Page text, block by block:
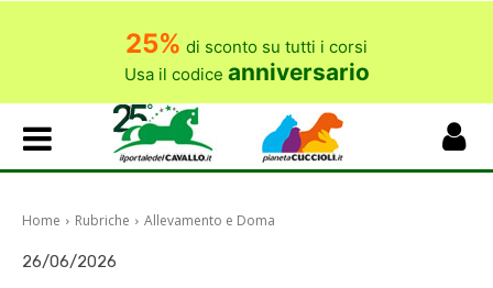
25% di sconto su tutti i corsi
Usa il codice anniversario
Home Rubriche Allevamento e Doma
26/06/2026